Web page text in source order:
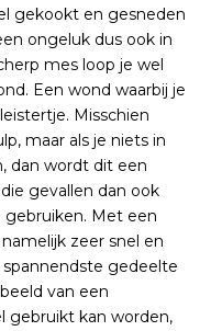
gekookt en gesneden
ongeluk dus ook in
mes loop je wel
Een wond waarbij je
Misschien
maar als je niets in
dan wordt dit een
gevallen dan ook
gebruiken. Met een
zeer snel en
gedeelte
van een
gebruikt kan worden,